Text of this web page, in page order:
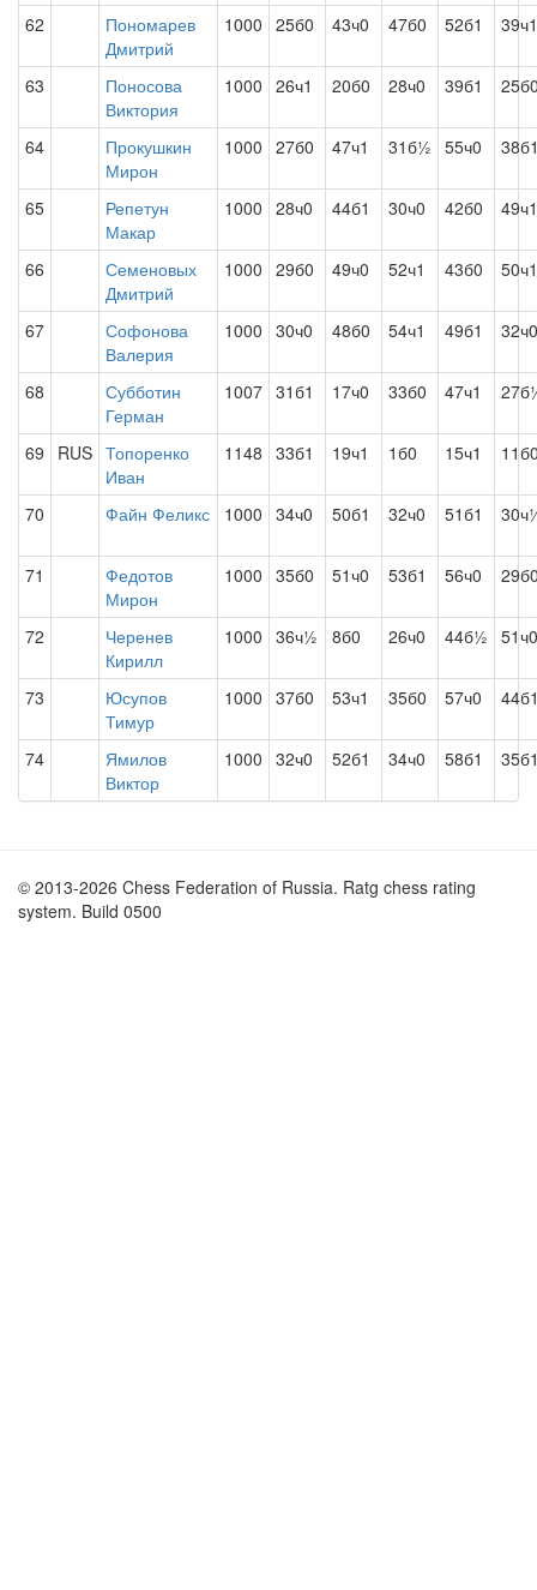
62
Пономарев
Дмитрий
1000 25б0 43ч0 47б0 52б1 39ч1
63
Поносова
Виктория
1000 26ч1 20б0 28ч0 39б1
64
Прокушкин
Мирон
1000 27б0 47ч1 31б½ 55ч0
65
Репетун
Макар
1000 28ч0 44б1 30ч0 42б0 49ч1
66
Семеновых
Дмитрий
1000 29б0 49ч0 52ч1 43б0 50ч1
67
Софонова
Валерия
1000 30ч0 48б0 54ч1 49б1 32ч0
68
Субботин
Герман
1007 31б1 17ч0 33б0 47ч1
69 RUS Топоренко
Иван
1148 33б1 19ч1 1б0 15ч1
70 Файн Феликс 1000 34ч0 50б1 32ч0 51б1
71
Федотов
Мирон
1000 35б0 51ч0 53б1 56ч0
72
Черенев
Кирилл
1000 36ч½ 8б0 26ч0 44б½ 51ч0
73
Юсупов
Тимур
1000 37б0 53ч1 35б0 57ч0
74
Ямилов
Виктор
1000 32ч0 52б1 34ч0 58б1
© 2013-2026 Chess Federation of Russia. Ratg chess rating
system. Build 0500